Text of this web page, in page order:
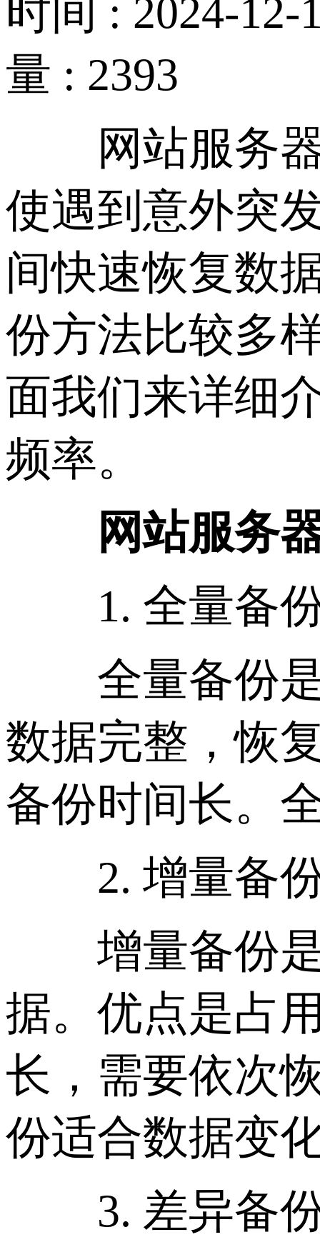
时间 : 2024-12-
量 : 2393
网站服务器
使遇到意外突
间快速恢复数
份方法比较多
面我们来详细
频率。
网站服务
1. 全量备
全量备份是
数据完整，恢
备份时间长。
2. 增量备
增量备份是
据。优点是占
长，需要依次
份适合数据变
3. 差异备